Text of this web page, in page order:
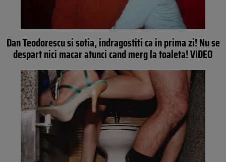
Dan Teodorescu si sotia, indragostiti ca in prima zi! Nu se
despart nici macar atunci cand merg la toaleta! VIDEO